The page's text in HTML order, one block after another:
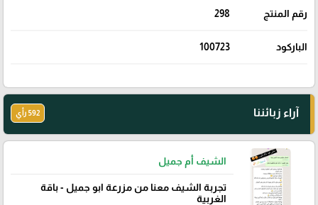
رقم المنتج 298
الباركود 100723
آراء زبائننا 592 رأي
الشيف أم جميل
تجربة الشيف معنا من مزرعة ابو جميل - باقة
الغربية